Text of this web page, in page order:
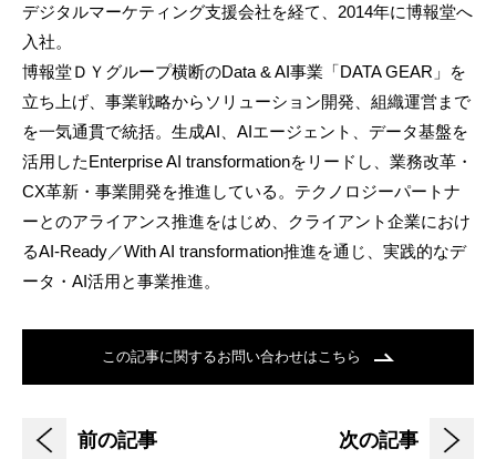
デジタルマーケティング支援会社を経て、2014年に博報堂へ
入社。
博報堂ＤＹグループ横断のData & AI事業「DATA GEAR」を
立ち上げ、事業戦略からソリューション開発、組織運営まで
を一気通貫で統括。生成AI、AIエージェント、データ基盤を
活用したEnterprise AI transformationをリードし、業務改革・
CX革新・事業開発を推進している。テクノロジーパートナ
ーとのアライアンス推進をはじめ、クライアント企業におけ
るAI-Ready／With AI transformation推進を通じ、実践的なデ
ータ・AI活用と事業推進。
この記事に関するお問い合わせはこちら
前の記事 次の記事